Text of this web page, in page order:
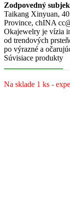
Zodpovedný
Taikang Xinyuan,
Province, chINA
Okajewelry je vízia
od trendových
po výrazné a
Súvisiace produkty
Na sklade 1 ks -